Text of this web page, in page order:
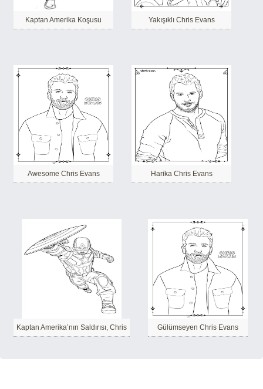
Kaptan Amerika Koşusu Yakışıklı Chris Evans
Awesome Chris Evans Harika Chris Evans
Kaptan Amerika’nın Saldırısı, Chris Gülümseyen Chris Evans